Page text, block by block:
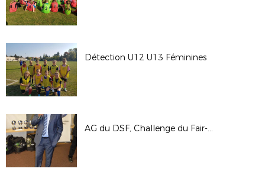
Détection U12 U13 Féminines
AG du DSF, Challenge du Fair-play